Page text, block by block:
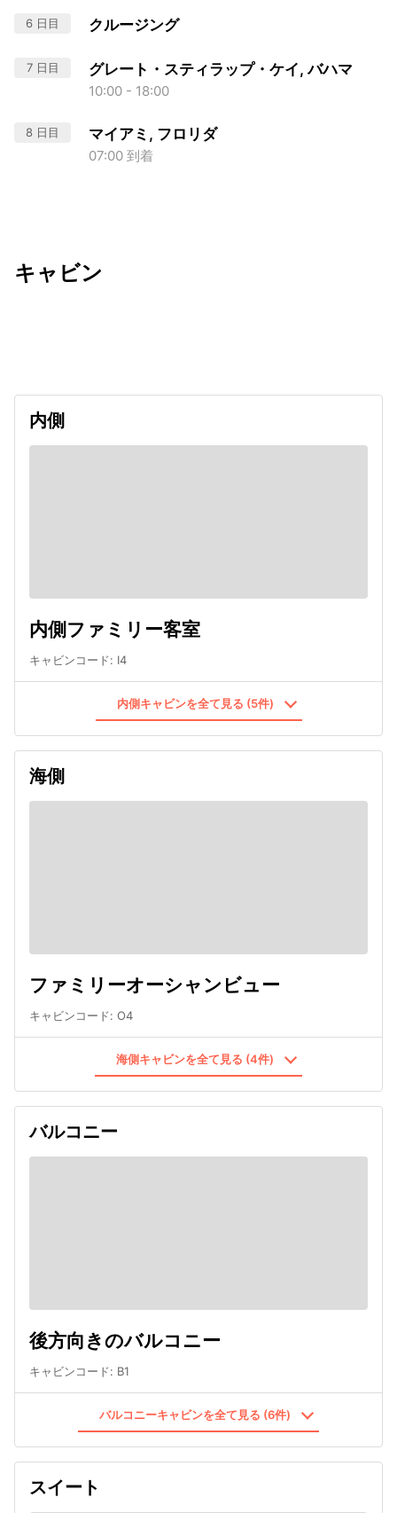
6 日目 クルージング
7 日目 グレート・スティラップ・ケイ, バハマ
10:00 - 18:00
8 日目 マイアミ, フロリダ
07:00 到着
キャビン
内側
内側ファミリー客室
キャビンコード: I4
内側キャビンを全て見る (5件)
海側
ファミリーオーシャンビュー
キャビンコード: O4
海側キャビンを全て見る (4件)
バルコニー
後方向きのバルコニー
キャビンコード: B1
バルコニーキャビンを全て見る (6件)
スイート